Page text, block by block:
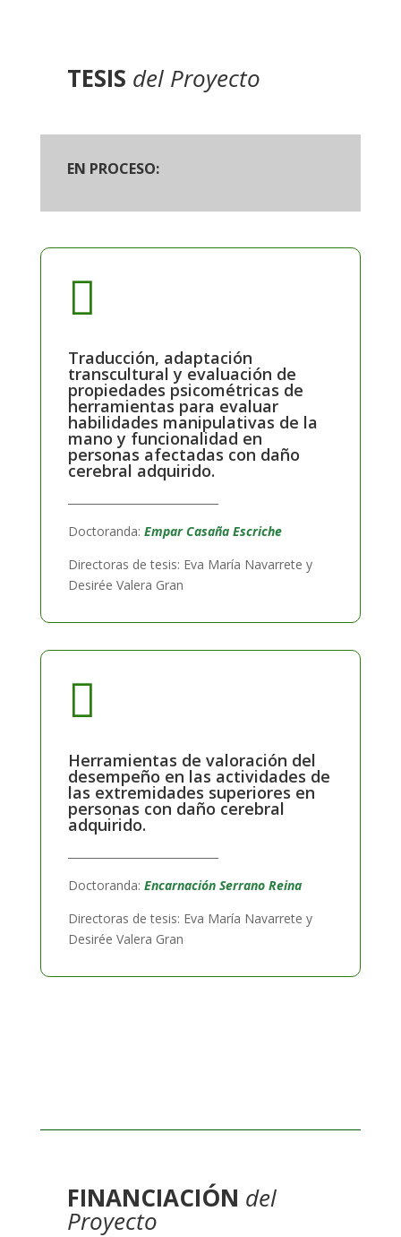
TESIS del Proyecto
EN PROCESO:

Traducción, adaptación
transcultural y evaluación de
propiedades psicométricas de
herramientas para evaluar
habilidades manipulativas de la
mano y funcionalidad en
personas afectadas con daño
cerebral adquirido.
Doctoranda: Empar Casaña Escriche
Directoras de tesis: Eva María Navarrete y
Desirée Valera Gran

Herramientas de valoración del
desempeño en las actividades de
las extremidades superiores en
personas con daño cerebral
adquirido.
Doctoranda: Encarnación Serrano Reina
Directoras de tesis: Eva María Navarrete y
Desirée Valera Gran
FINANCIACIÓN del
Proyecto